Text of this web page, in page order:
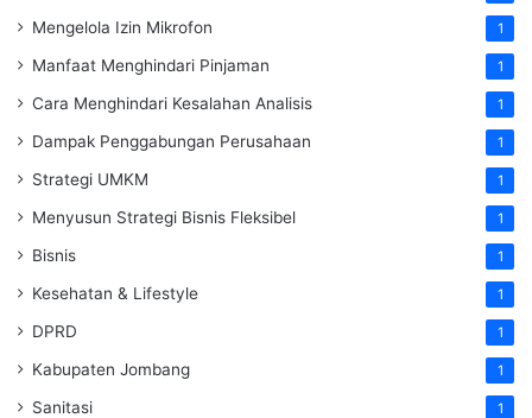
Mengelola Izin Mikrofon 1
Manfaat Menghindari Pinjaman 1
Cara Menghindari Kesalahan Analisis 1
Dampak Penggabungan Perusahaan 1
Strategi UMKM 1
Menyusun Strategi Bisnis Fleksibel 1
Bisnis 1
Kesehatan & Lifestyle 1
DPRD 1
Kabupaten Jombang 1
Sanitasi 1